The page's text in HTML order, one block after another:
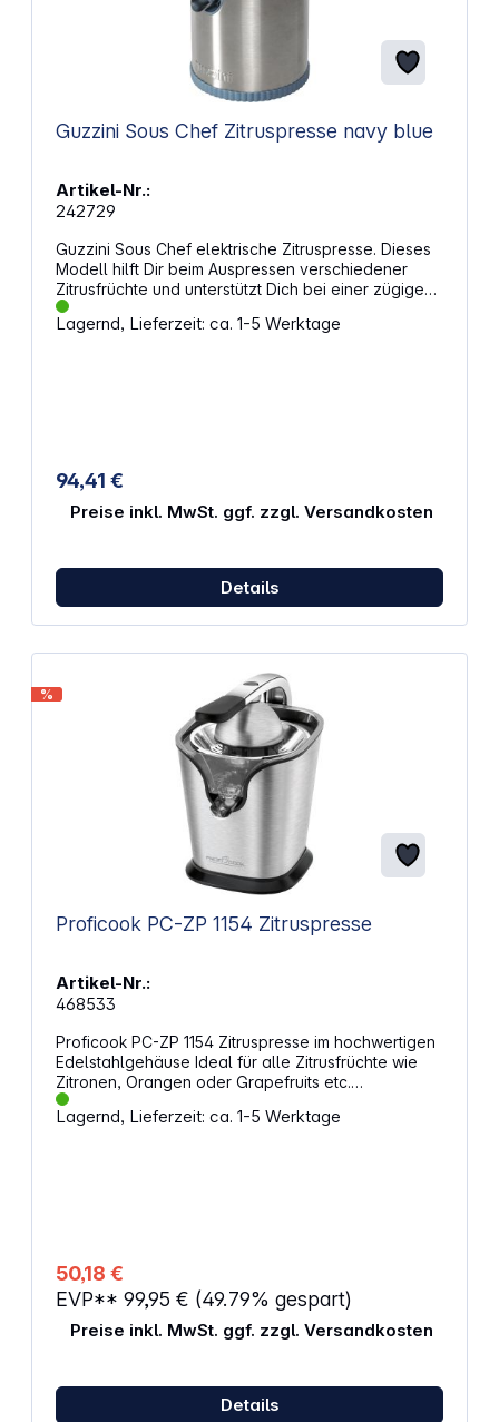
Guzzini Sous Chef Zitruspresse navy blue
Artikel-Nr.:
242729
Guzzini Sous Chef elektrische Zitruspresse. Dieses
Modell hilft Dir beim Auspressen verschiedener
Zitrusfrüchte und unterstützt Dich bei einer zügigen
Zubereitung. Der Motor arbeitet mit 100 Watt und
ermöglicht eine hohe Ausbeute. Leichter Zugriff
zu verschiedenen Zitrusfrüchten Ausguss aus Metall
mit Klickfunktion reduziert Tropfen
Staubschutzdeckel unterstützt eine geschützte
den Einsatz
Lagernd, Lieferzeit: ca. 1-5 Werktage
94,41 €
Preise inkl. MwSt. ggf. zzgl. Versandkosten
Details
%
Proficook PC-ZP 1154 Zitruspresse
Artikel-Nr.:
468533
Proficook PC-ZP 1154 Zitruspresse im hochwertigen
Edelstahlgehäuse Ideal für alle Zitrusfrüchte wie
Zitronen, Orangen oder Grapefruits etc.
Hebel-/Pressarm (Aluminium) für eine optimale
Saftausbeute Soft-Touch-Griff mit praktischer
zerlegbar für eine schnelle und problemlose
Lagernd, Lieferzeit: ca. 1-5 Werktage
50,18 €
EVP** 99,95 € (49.79% gespart)
Preise inkl. MwSt. ggf. zzgl. Versandkosten
Details